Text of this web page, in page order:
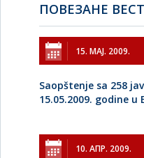
ПОВЕЗАНЕ
15. МАЈ. 2009.
Saopštenje sa 258
15.05.2009. godine u
10. АПР. 2009.